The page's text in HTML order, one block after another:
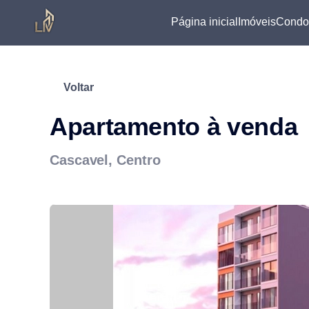
Página inicial Imóveis
Voltar
Apartamento à venda
Cascavel, Centro